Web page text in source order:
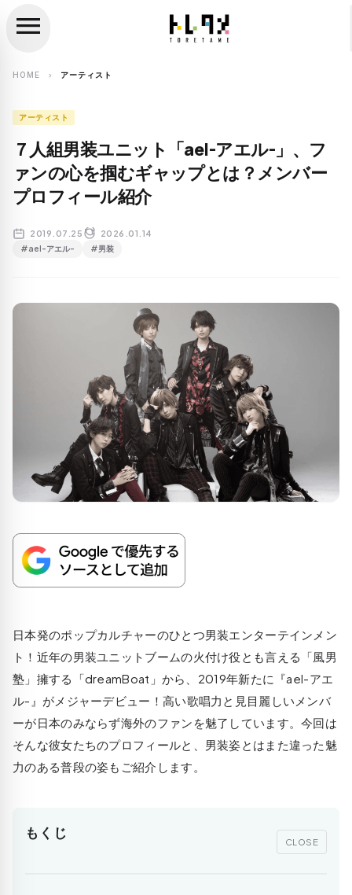
close
search
menu
HOME chevron_right アーティスト
アーティスト
７人組男装ユニット「ael-アエル-」、フ
ァンの心を掴むギャップとは？メンバー
プロフィール紹介
2019.07.25 2026.01.14
#ael-アエル- #男装
日本発のポップカルチャーのひとつ男装エンターテインメン
ト！近年の男装ユニットブームの火付け役とも言える「風男
塾」擁する「dreamBoat」から、2019年新たに『ael-アエ
ル-』がメジャーデビュー！高い歌唱力と見目麗しいメンバ
ーが日本のみならず海外のファンを魅了しています。今回は
そんな彼女たちのプロフィールと、男装姿とはまた違った魅
力のある普段の姿もご紹介します。
もくじ
CLOSE